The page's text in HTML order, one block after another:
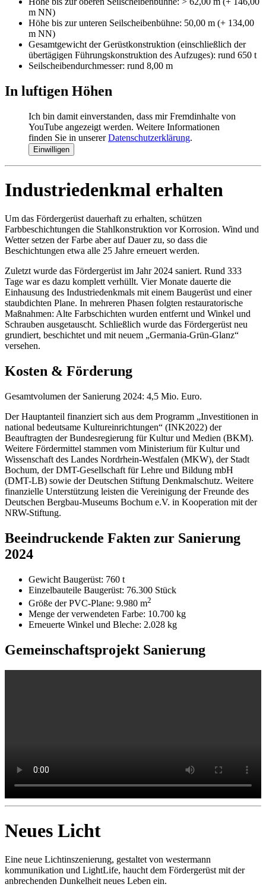
m NN)
Höhe bis zur unteren Seilscheibenbühne: 50,00 m (+ 134,00
m NN)
Gesamtgewicht der Gerüstkonstruktion (einschließlich der
übertägigen Führungskonstruktion des Aufzuges): rund 650 t
Seilscheibendurchmesser: rund 8,00 m
In luftigen Höhen
Ich bin damit einverstanden, dass mir Fremdinhalte von
YouTube angezeigt werden. Weitere Informationen
finden Sie in unsererDatenschutzerklärung.
Einwilligen
Industriedenkmal erhalten
Um das Fördergerüst dauerhaft zu erhalten, schützen
Farbbeschichtungen die Stahlkonstruktion vor Korrosion. Wind und
Wetter setzen der Farbe aber auf Dauer zu, so dass die
Beschichtungen etwa alle 25 Jahre erneuert werden.
Zuletzt wurde das Fördergerüst im Jahr 2024 saniert. Rund 333
Tage war es dazu komplett verhüllt. Vier Monate dauerte die
Einhausung des Industriedenkmals mit einem Baugerüst und einer
staubdichten Plane. In mehreren Phasen folgten restauratorische
Maßnahmen: Alte Farbschichten wurden entfernt und Winkel und
Schrauben ausgetauscht. Schließlich wurde das Fördergerüst neu
grundiert, beschichtet und mit neuem „Germania-Grün-Glanz“
versehen.
Kosten & Förderung
Gesamtvolumen der Sanierung 2024: 4,5 Mio. Euro.
Der Hauptanteil finanziert sich aus dem Programm „Investitionen in
national bedeutsame Kultureinrichtungen“ (INK2022) der
Beauftragten der Bundesregierung für Kultur und Medien (BKM).
Weitere Fördermittel stammen vom Ministerium für Kultur und
Wissenschaft des Landes Nordrhein-Westfalen (MKW), der Stadt
Bochum, der DMT-Gesellschaft für Lehre und Bildung mbH
(DMT-LB) sowie der Deutschen Stiftung Denkmalschutz. Weitere
finanzielle Unterstützung leisten die Vereinigung der Freunde des
Deutschen Bergbau-Museums Bochum e.V. in Kooperation mit der
NRW-Stiftung.
Beeindruckende Fakten zur Sanierung
2024
Gewicht Baugerüst: 760 t
Einzelbauteile Baugerüst: 76.300 Stück
Größe der PVC-Plane: 9.980 m2
Menge der verwendeten Farbe: 10.700 kg
Erneuerte Winkel und Bleche: 2.028 kg
Gemeinschaftsprojekt Sanierung
Neues Licht
Eine neue Lichtinszenierung, gestaltet von westermann
kommunikation und LightLife, haucht dem Fördergerüst mit der
anbrechenden Dunkelheit neues Leben ein.